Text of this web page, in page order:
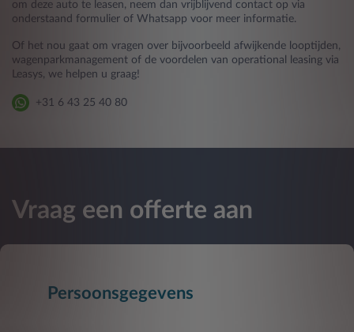
om deze auto te leasen, neem dan vrijblijvend contact op via
onderstaand formulier of Whatsapp voor meer informatie.
Of het nou gaat om vragen over bijvoorbeeld afwijkende looptijden,
wagenparkmanagement of de voordelen van operational leasing via
Leasys, we helpen u graag!
+31 6 43 25 40 80
Vraag een offerte aan
Persoonsgegevens